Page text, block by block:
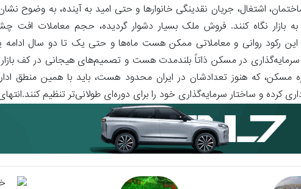
اشتغال، جریان نقدینگی خانوارها و حتی امید به آینده، به وضوح
به بازار نگاه کنند. فروش ملک بسیار دشوار گردیده، حجم معاملات افت
روانی و معاملاتی ممکن هست ماه‌ها و حتی یک تا دو سال ادامه
در مسکن ذاتاً بلندمدت هست و تصمیم‌های هیجانی در کف بازار
مسکن، که هنوز تعدادشان در ایران محدود هست، باید با همین منطق
و ساختار سرمایه‌گذاری خود را برای دوره‌ای طولانی‌تر تنظیم